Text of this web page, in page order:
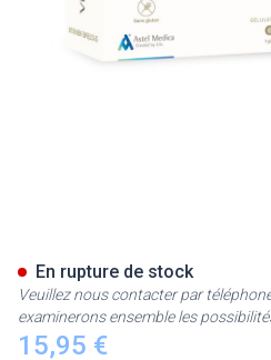
15,95 €
En rupture de stock
Veuillez nous contacter par
examinerons ensemble les